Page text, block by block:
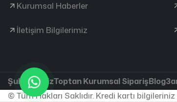
Kurumsal Haberler
İletişim Bilgilerimiz
ŞubelerimizToptan Kurumsal SiparişBlog
© Tüm Hakları Saklıdır. Kredi kartı